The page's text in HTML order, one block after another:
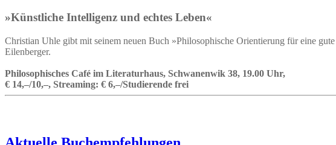
»Künstliche Intelligenz und echtes Leben«
Christian Uhle gibt mit seinem neuen Buch »Philosophische Orientierung für eine
Eilenberger.
Philosophisches Café im Literaturhaus, Schwanenwik 38, 19.00 Uhr,
€ 14,–/10,–, Streaming: € 6,–/Studierende frei